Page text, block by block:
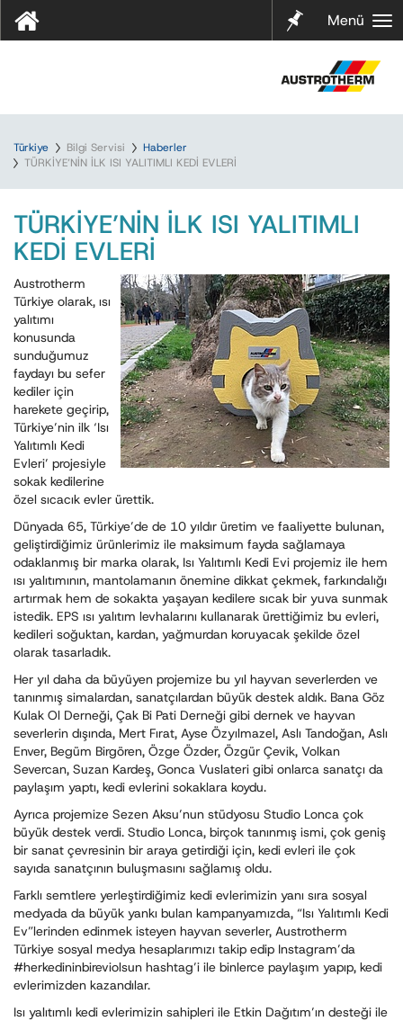
Notları
Menü
Türkiye Bilgi Servisi
Haberler
TÜRKİYE’NİN İLK ISI YALITIMLI KEDİ EVLERİ
TÜRKİYE’NİN İLK ISI YALITIMLI
KEDİ EVLERİ
Austrotherm
Türkiye olarak, ısı
yalıtımı
konusunda
sunduğumuz
faydayı bu sefer
kediler için
harekete geçirip,
Türkiye’nin ilk ‘Isı
Yalıtımlı Kedi
Evleri’ projesiyle
sokak kedilerine
özel sıcacık evler ürettik.
Dünyada 65, Türkiye’de de 10 yıldır üretim ve faaliyette bulunan,
geliştirdiğimiz ürünlerimiz ile maksimum fayda sağlamaya
odaklanmış bir marka olarak, Isı Yalıtımlı Kedi Evi projemiz ile hem
ısı yalıtımının, mantolamanın önemine dikkat çekmek, farkındalığı
artırmak hem de sokakta yaşayan kedilere sıcak bir yuva sunmak
istedik. EPS ısı yalıtım levhalarını kullanarak ürettiğimiz bu evleri,
kedileri soğuktan, kardan, yağmurdan koruyacak şekilde özel
olarak tasarladık.
Her yıl daha da büyüyen projemize bu yıl hayvan severlerden ve
tanınmış simalardan, sanatçılardan büyük destek aldık. Bana Göz
Kulak Ol Derneği, Çak Bi Pati Derneği gibi dernek ve hayvan
severlerin dışında, Mert Fırat, Ayse Özyılmazel, Aslı Tandoğan, Aslı
Enver, Begüm Birgören, Özge Özder, Özgür Çevik, Volkan
Severcan, Suzan Kardeş, Gonca Vuslateri gibi onlarca sanatçı da
paylaşım yaptı, kedi evlerini sokaklara koydu.
Ayrıca projemize Sezen Aksu’nun stüdyosu Studio Lonca çok
büyük destek verdi. Studio Lonca, birçok tanınmış ismi, çok geniş
bir sanat çevresinin bir araya getirdiği için, kedi evleri ile çok
sayıda sanatçının buluşmasını sağlamış oldu.
Farklı semtlere yerleştirdiğimiz kedi evlerimizin yanı sıra sosyal
medyada da büyük yankı bulan kampanyamızda, “Isı Yalıtımlı Kedi
Ev”lerinden edinmek isteyen hayvan severler, Austrotherm
Türkiye sosyal medya hesaplarımızı takip edip Instagram’da
#herkedininbireviolsun hashtag’i ile binlerce paylaşım yapıp, kedi
evlerimizden kazandılar.
Isı yalıtımlı kedi evlerimizin sahipleri ile Etkin Dağıtım’ın desteği ile